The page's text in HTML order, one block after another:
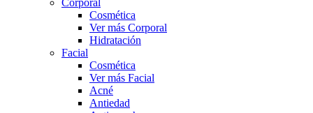
Corporal
Cosmética
Ver más Corporal
Hidratación
Facial
Cosmética
Ver más Facial
Acné
Antiedad